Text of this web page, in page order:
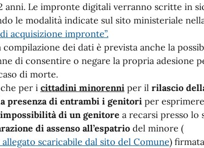
anni. Le impronte digitali verranno scritte in
le modalità indicate sul sito ministeriale
acquisizione impronte”.
compilazione dei dati è prevista anche la
di consentire o negare la propria adesione
di morte.
per i cittadini minorenniper il rilascio
presenza di entrambi i genitori per esprimere
impossibilità di un genitore a recarsi presso
di assenso all’espatriodel minore (
scaricabile dal sito del Comune)